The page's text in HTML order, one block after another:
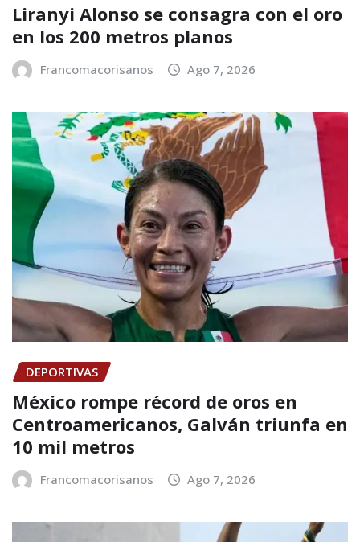
Liranyi Alonso se consagra con el oro
en los 200 metros planos
Francomacorisanos Ago 7, 2026
DEPORTIVAS
México rompe récord de oros en
Centroamericanos, Galván triunfa en
10 mil metros
Francomacorisanos Ago 7, 2026